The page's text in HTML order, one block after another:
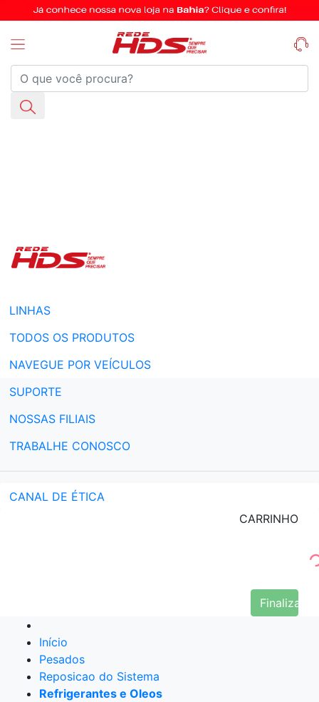
LINHAS
TODOS OS PRODUTOS
NAVEGUE POR VEÍCULOS
SUPORTE
NOSSAS FILIAIS
TRABALHE CONOSCO
CANAL DE ÉTICA
CARRINHO
Finalizar
Início
Pesados
Reposicao do Sistema
Refrigerantes e Oleos